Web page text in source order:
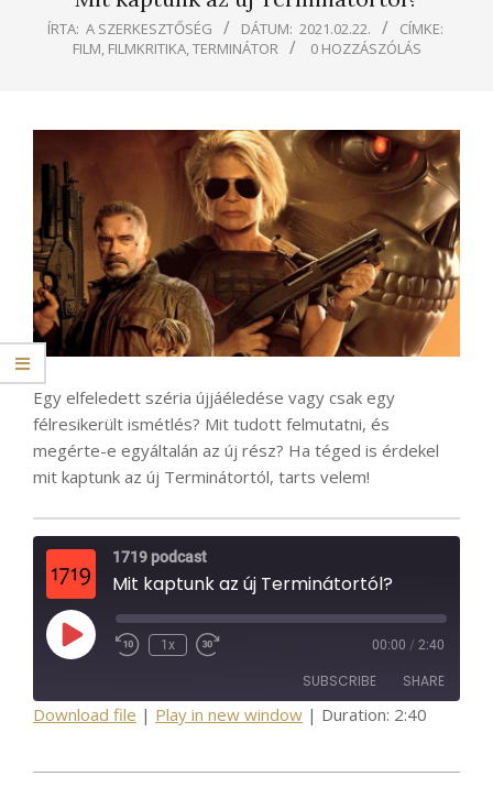
ÍRTA: A SZERKESZTŐSÉG DÁTUM: 2021.02.22.
CÍMKE:
FILM, FILMKRITIKA,TERMINÁTOR 0 HOZZÁSZÓLÁS
Egy elfeledett széria újjáéledése vagy csak egy
félresikerült ismétlés? Mit tudott felmutatni, és
megérte-e egyáltalán az új rész? Ha téged is érdekel
mit kaptunk az új Terminátortól, tarts velem!
1719 podcast
Mit kaptunk az új Terminátortól?
Play
Episode
1x 00:00 / 2:40
SUBSCRIBE SHARE
SHARE
Download file | Play in new window | Duration: 2:40